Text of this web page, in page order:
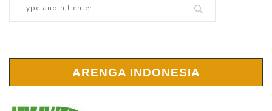
ARENGA INDONESIA